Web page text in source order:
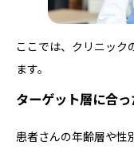
ここでは、クリニック
ます。
ターゲット層に合
患者さんの年齢層や性